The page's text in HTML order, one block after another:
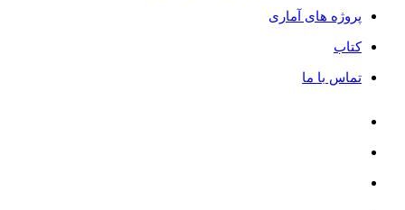
پروژه های آماری
کتاب
تماس با ما